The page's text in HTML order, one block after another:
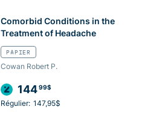
Comorbid Conditions in the
Treatment of Headache
PAPIER
Cowan Robert P.
14499$
Régulier: 147,95$